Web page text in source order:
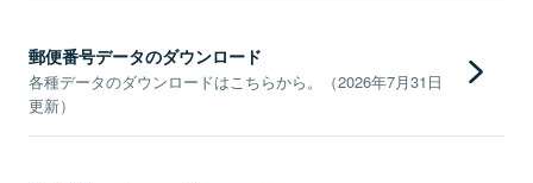
郵便番号データのダウンロード
各種データのダウンロードはこちらから。（2026年7月31日
更新）